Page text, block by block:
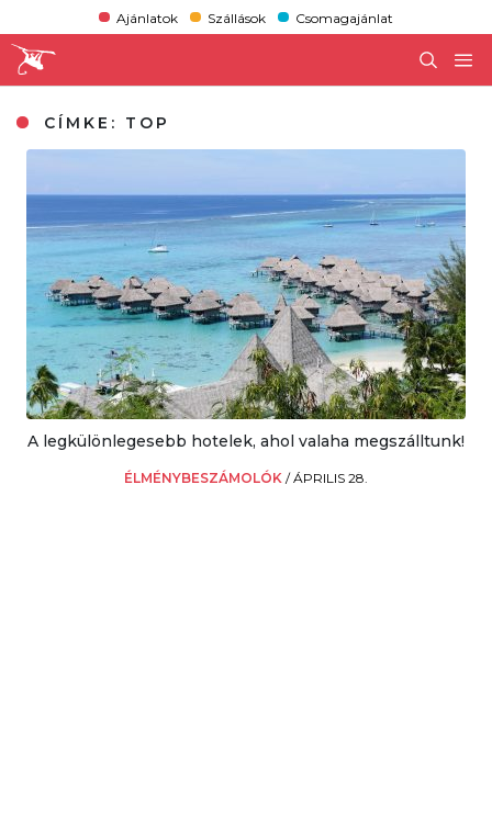
Ajánlatok Szállások Csomagajánlat
CÍMKE: TOP
A legkülönlegesebb hotelek, ahol valaha megszálltunk!
ÉLMÉNYBESZÁMOLÓK /ÁPRILIS 28.